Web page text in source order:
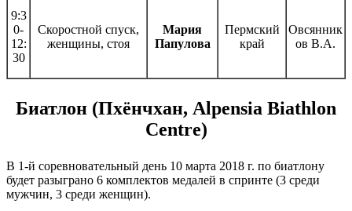
9:3
0-
12:
30
Скоростной спуск,
женщины, стоя
Мария
Папулова
Пермский
край
Овсянник
ов В.А.
Биатлон (Пхёнчхан, Alpensia Biathlon
Centre)
В 1-й соревновательный день 10 марта 2018 г. по биатлону
будет разыграно 6 комплектов медалей в спринте (3 среди
мужчин, 3 среди женщин).